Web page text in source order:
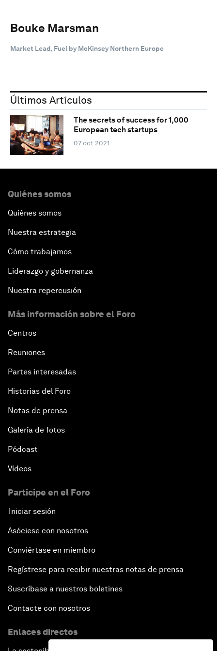
Bouke Marsman
Market Lead, Fuel by McKinsey Northern Europe
Últimos Artículos
The secrets of success for 1,000
European tech startups
07 oct 2021
Quiénes somos
Quiénes somos
Nuestra estrategia
Cómo trabajamos
Liderazgo y gobernanza
Nuestra repercusión
Más información sobre el Foro
Centros
Reuniones
Partes interesadas
Historias del Foro
Notas de prensa
Galería de fotos
Pódcast
Vídeos
Participe en el Foro
Iniciar sesión
Asóciese con nosotros
Conviértase en miembro
Regístrese para recibir nuestras notas de prensa
Suscríbase a nuestros boletines
Contacte con nosotros
Enlaces directos